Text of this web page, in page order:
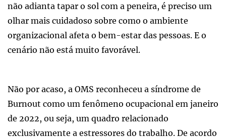
não adianta tapar o sol com a peneira, é preciso um
olhar mais cuidadoso sobre como o ambiente
organizacional afeta o bem-estar das pessoas. E o
cenário não está muito favorável.
Não por acaso, a OMS reconheceu a síndrome de
Burnout como um fenômeno ocupacional em janeiro
de 2022, ou seja, um quadro relacionado
exclusivamente a estressores do trabalho. De acordo